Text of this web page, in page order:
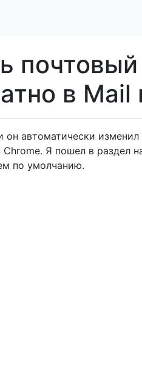
в Mail
он автоматически
Я пошел в раздел
по умолчанию.